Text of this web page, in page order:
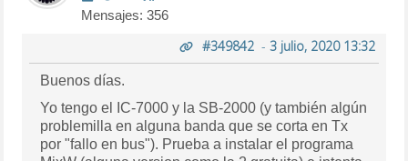
Mensajes: 356
#349842- 3 julio, 2020 13:32
Buenos días.
Yo tengo el IC-7000 y la SB-2000 (y también algún
problemilla en alguna banda que se corta en Tx
por "fallo en bus"). Prueba a instalar el programa